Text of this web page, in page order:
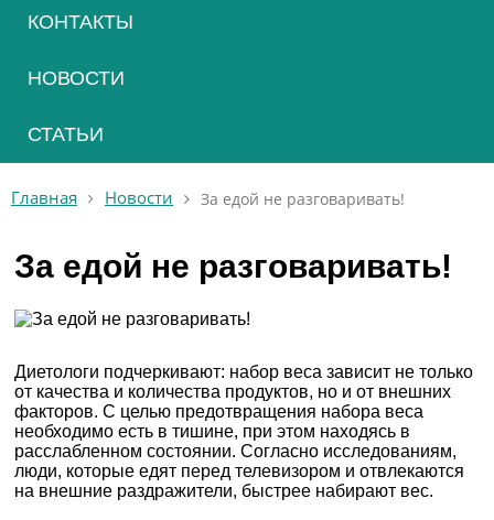
КОНТАКТЫ
НОВОСТИ
СТАТЬИ
Главная Новости За едой не разговаривать!
За едой не разговаривать!
Диетологи подчеркивают: набор веса зависит не только
от качества и количества продуктов, но и от внешних
факторов. С целью предотвращения набора веса
необходимо есть в тишине, при этом находясь в
расслабленном состоянии. Согласно исследованиям,
люди, которые едят перед телевизором и отвлекаются
на внешние раздражители, быстрее набирают вес.